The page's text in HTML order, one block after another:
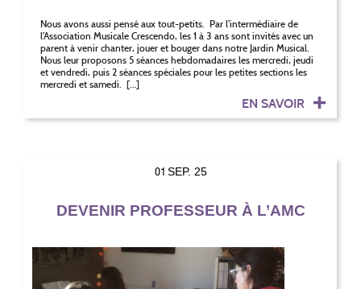
Nous avons aussi pensé aux tout-petits. Par l’intermédiaire de
l’Association Musicale Crescendo, les 1 à 3 ans sont invités avec un
parent à venir chanter, jouer et bouger dans notre Jardin Musical.
Nous leur proposons 5 séances hebdomadaires les mercredi, jeudi
et vendredi, puis 2 séances spéciales pour les petites sections les
mercredi et samedi. […]
EN SAVOIR
01 SEP. 25
DEVENIR PROFESSEUR À L’AMC